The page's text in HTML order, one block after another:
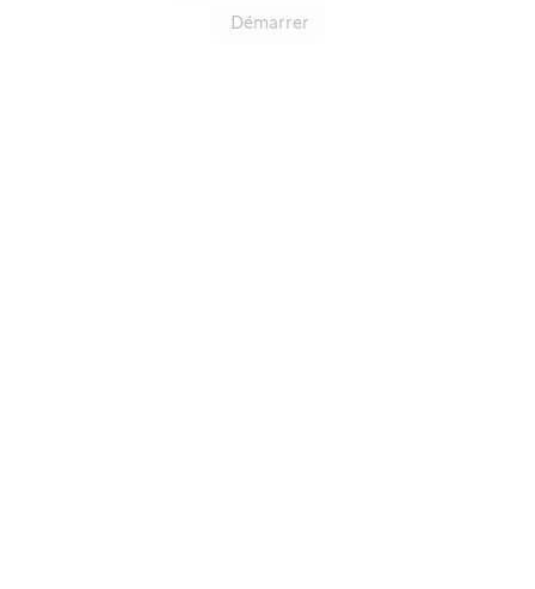
Démarrer